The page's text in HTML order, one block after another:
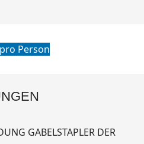
Person
GABELSTAPLER DER